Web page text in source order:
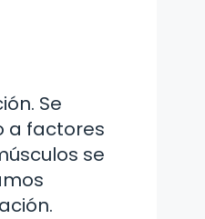
Se
a factores
se